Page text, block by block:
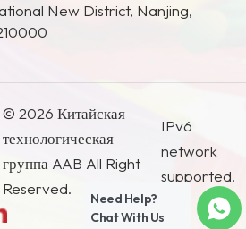
New District, Nanjing,
© 2026 Китайская
технологическая
группа AAB All Right
Reserved.
IPv6
network
supported.
Need Help?
Chat With Us